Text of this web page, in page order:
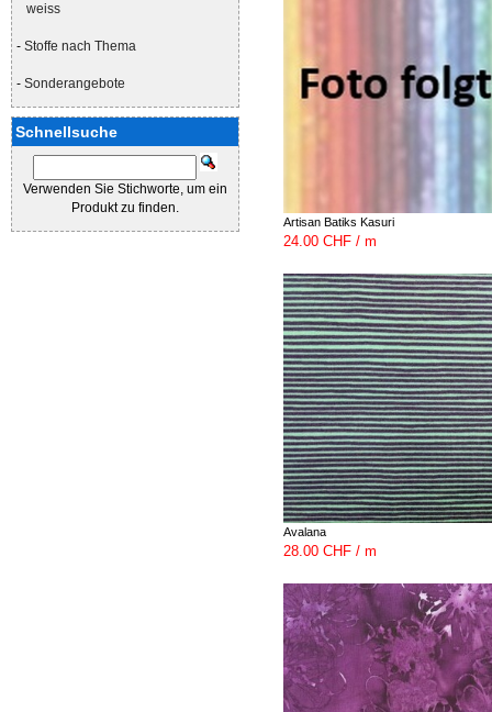
weiss
- Stoffe nach Thema
- Sonderangebote
Schnellsuche
Verwenden Sie Stichworte, um ein
Produkt zu finden.
Artisan Batiks Kasuri
24.00 CHF / m
Avalana
28.00 CHF / m